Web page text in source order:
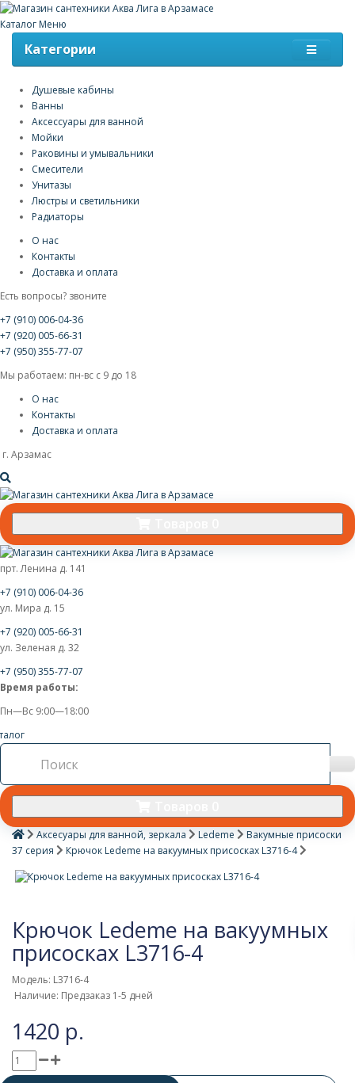
Каталог Меню
Категории
Душевые кабины
Ванны
Аксессуары для ванной
Мойки
Раковины и умывальники
Смесители
Унитазы
Люстры и светильники
Радиаторы
О нас
Контакты
Доставка и оплата
Есть вопросы? звоните
+7 (910) 006-04-36
+7 (920) 005-66-31
+7 (950) 355-77-07
Мы работаем: пн-вс с 9 до 18
О нас
Контакты
Доставка и оплата
г. Арзамас
прт. Ленина д. 141
+7 (910) 006-04-36
ул. Мира д. 15
+7 (920) 005-66-31
ул. Зеленая д. 32
+7 (950) 355-77-07
Время работы:
Пн—Вс 9:00—18:00
Аксесуары для ванной, зеркала Ledeme
Вакумные присоски
37 серия
Крючок Ledeme на вакуумных присосках L3716-4
Крючок Ledeme на вакуумных
присосках L3716-4
Модель: L3716-4
Наличие: Предзаказ 1-5 дней
1420 р.